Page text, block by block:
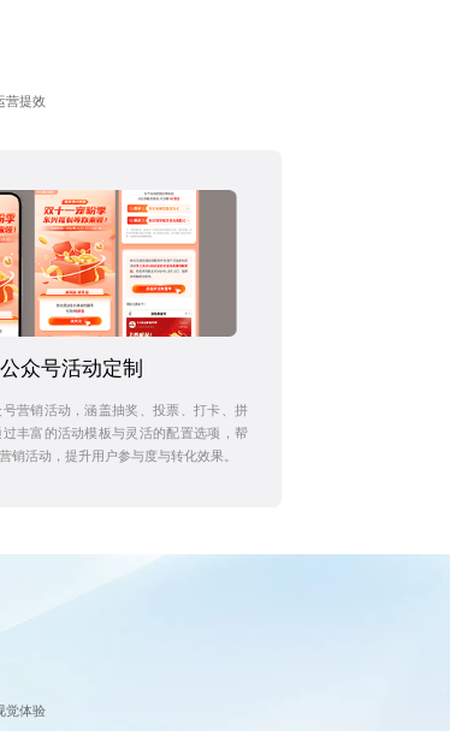
营提效
公众号活动定制
营销活动，涵盖抽奖、投票、打卡、拼
丰富的活动模板与灵活的配置选项，帮
销活动，提升用户参与度与转化效果。
觉体验